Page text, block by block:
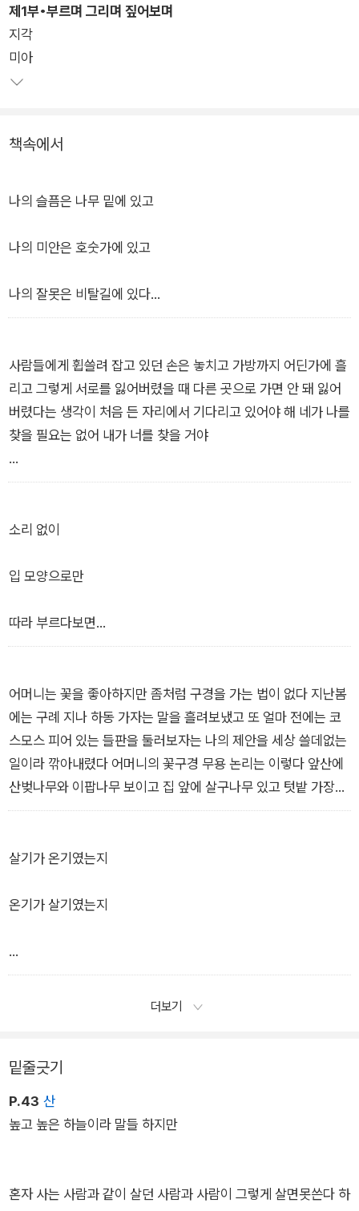
예술가상 등을 잇달아 수상하며 문학성 또한 공고하게 입증해왔
다. 7년 만에 선보이는 이번 시집은 그리움과 상실마저 아릿한 아
름다움으로 그려내는 미덕을 고스란히 계승하면서도, 한층 깊어
진 성찰과 더욱 섬세해진 시어로 전작들을 뛰어넘는 완성도를 보
특히 살면서 놓쳐버린 것들, 어느새 잊힌 것들의 빈자리를 어루만
다. “슬픔이 지나간 자리에 함께 앉아 조용히 등을 내어주는 시
하는 삶들에 불어넣는 숨결이 어느 때보다 따뜻하다.
제1부•부르며 그리며 짚어보며
지각
미아
책속에서
나의 슬픔은 나무 밑에 있고
나의 미안은 호숫가에 있고
나의 잘못은 비탈길에 있다
나는 나무 밑에서 미안해하고
나는 호숫가에서 뉘우치며
이르게 찾아오는 것은
한결같이 늦은 일이 된다
―「지각」 전문
사람들에게 휩쓸려 잡고 있던 손은 놓치고 가방까지 어딘가에 흘
리고 그렇게 서로를 잃어버렸을 때 다른 곳으로 가면 안 돼 잃어
버렸다는 생각이 처음 든 자리에서 기다리고 있어야 해 네가 나를
찾을 필요는 없어 내가 너를 찾을 거야
―「미아」 전문
소리 없이
입 모양으로만
따라 부르다보면
중간중간
노랫말을 잊겠지만
그리하여 여음으로만
사이를 채워야 하겠지만
이를 잘못이라 하겠습니까
어머니는 꽃을 좋아하지만 좀처럼 구경을 가는 법이 없다 지난봄
에는 구례 지나 하동 가자는 말을 흘려보냈고 또 얼마 전에는 코
스모스 피어 있는 들판을 둘러보자는 나의 제안을 세상 쓸데없는
일이라 깎아내렸다 어머니의 꽃구경 무용 논리는 이렇다 앞산에
산벚나무와 이팝나무 보이고 집 앞에 살구나무 있고 텃밭 가장자
리마다 수선화 작약 해당화 백일홍 그리고 가을이면 길가의 국화
장을 몇 곱절로 여기며 살아온 어머니는 이제 시선까지 절약하는
살기가 온기였는지
온기가 살기였는지
묻은 것 없고 묻어날 것도 없이
새벽을 처음 가르는 눈처럼
너는 그렇게 와
더보기
밑줄긋기
P.43 산
높고 높은 하늘이라 말들 하지만
혼자 사는 사람과 같이 살던 사람과 사람이 그렇게 살면못쓴다 하